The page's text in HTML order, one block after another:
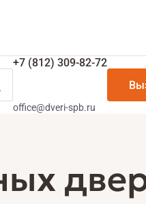
+7 (812) 309-82-72
office@dveri-spb.ru